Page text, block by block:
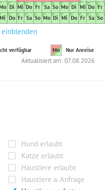
Di Mi Do Fr Sa So Mo Di Mi Do Fr
Mi Do Fr Sa So Mo Di Mi Do Fr Sa So
einblenden
verfügbar Mo Nur Anreise
Aktualisiert am: 07.08.2026
Hund erlaubt
Katze erlaubt
Haustiere erlaubt
Haustiere a. Anfrage